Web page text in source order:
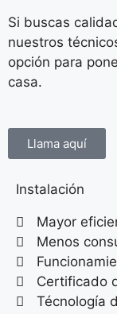
Si buscas
nuestros
opción para
casa.
Llama aquí
Instalación
Mayor
Menos
Certificado
Técnología